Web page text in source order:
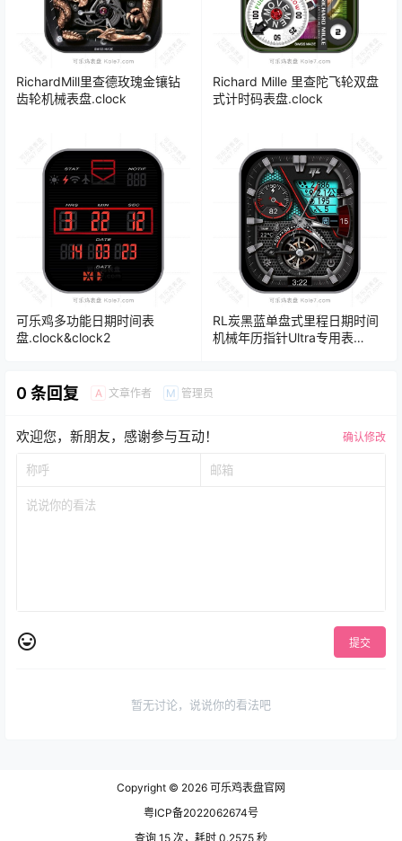
RichardMill里查德玫瑰金镶钻
齿轮机械表盘.clock
Richard Mille 里查陀飞轮双盘
式计时码表盘.clock
可乐鸡多功能日期时间表
盘.clock&clock2
RL炭黑蓝单盘式里程日期时间
机械年历指针Ultra专用表
0 条回复 A 文章作者 M 管理员
欢迎您，新朋友，感谢参与互动！ 确认修改
提交
暂无讨论，说说你的看法吧
Copyright © 2026 可乐鸡表盘官网
粤ICP备2022062674号
查询 15 次，耗时 0.2575 秒